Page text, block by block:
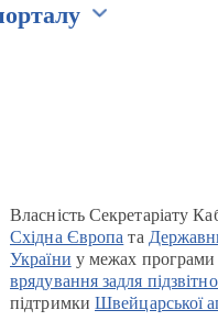
Власність Секретаріату
Східна Європа та
України у межах програми
врядування задля
підтримки Швейцарської